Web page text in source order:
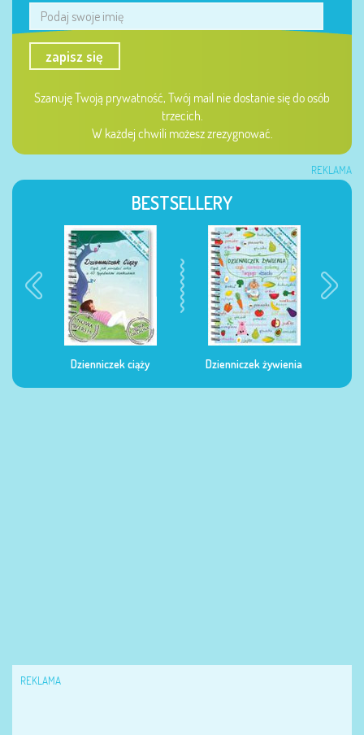
zapisz się
Szanuję Twoją prywatność, Twój mail nie dostanie się do osób
trzecich.
W każdej chwili możesz zrezygnować.
REKLAMA
BESTSELLERY
Dzienniczek ciąży Dzienniczek żywienia
REKLAMA